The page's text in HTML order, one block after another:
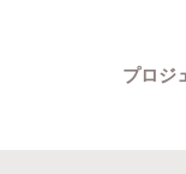
プロジ